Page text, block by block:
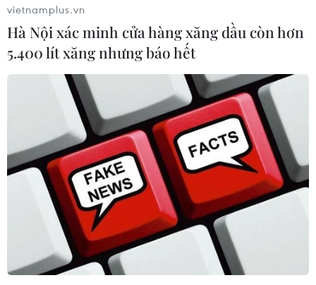
Quy định chức năng, nhiệm vụ,
quyền hạn và cơ cấu tổ chức của Bộ Y
tế
08/08/2026 14:03
Phú Thọ làm rõ sự cố y khoa khiến bé
trai 8 tuổi tử vong sau mổ ruột thừa
08/08/2026 10:28
Cuộc tìm kiếm và vá lại những 'trái
tim lỗi '
vietnamplus.vn
Hà Nội xác minh cửa hàng xăng dầu còn hơn
5.400 lít xăng nhưng báo hết